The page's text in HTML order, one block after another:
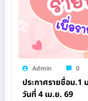
Admin 0
ประกาศรายชื่อม.1
วันที่ 4 เม.ย. 69